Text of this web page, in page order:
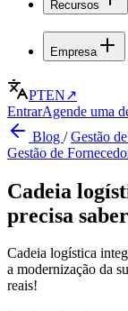
Recursos
Empresa
PTEN↗
EntrarAgende uma
Blog /Gestão
Gestão de
Cadeia
precisa
Cadeia logística
a modernização da
reais!